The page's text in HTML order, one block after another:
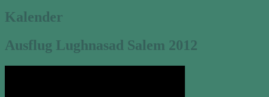
Kalender
Ausflug Lughnasad Salem 2012